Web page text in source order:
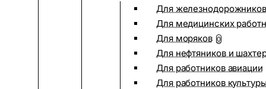
Для железнодорожников
Для медицинских
Для моряков 0
Для нефтяников и
Для работников авиации
Для работников